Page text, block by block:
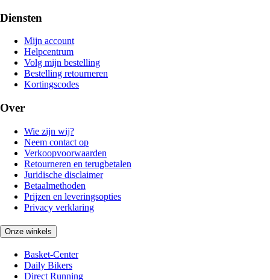
Diensten
Mijn account
Helpcentrum
Volg mijn bestelling
Bestelling retourneren
Kortingscodes
Over
Wie zijn wij?
Neem contact op
Verkoopvoorwaarden
Retourneren en terugbetalen
Juridische disclaimer
Betaalmethoden
Prijzen en leveringsopties
Privacy verklaring
Onze winkels
Basket-Center
Daily Bikers
Direct Running